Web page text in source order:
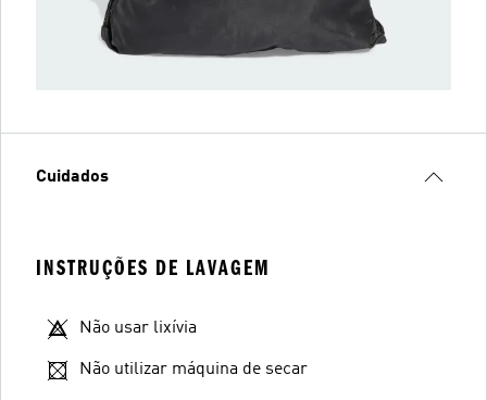
Cuidados
INSTRUÇÕES DE LAVAGEM
Não usar lixívia
Não utilizar máquina de secar